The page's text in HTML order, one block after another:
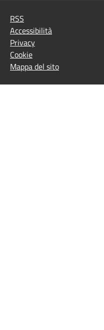
RSS
Accessibilità
Privacy
Cookie
Mappa del sito